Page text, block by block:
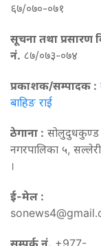
६७/०७०-०७१
सूचना तथा प्रसारण
नं. ८७/०७३-०७४
प्रकाशक/सम्पादक :
बाहिङ राई
ठेगाना : सोलुदुधकुण्ड
नगरपालिका ५,
।
ई-मेल :